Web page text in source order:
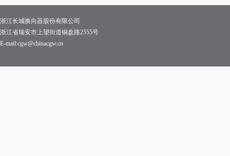
浙江长城换向器股份有限公司
浙江省瑞安市上望街道铜盘路2555号
E-mail:cgw@chinacgw.cn